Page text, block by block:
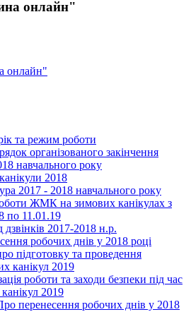
онлайн"
онлайн"
та режим роботи
організованого закінчення
навчального року
2018
2017 - 2018 навчального року
ЖМК на зимових канікулах з
по 11.01.19
дзвінків 2017-2018 н.р.
робочих днів у 2018 році
підготовку та проведення
канікул 2019
роботи та заходи безпеки під час
канікул 2019
перенесення робочих днів у 2018